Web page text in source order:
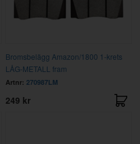
Bromsbelägg Amazon/1800 1-krets
LÅG-METALL fram
Artnr: 270987LM
249 kr